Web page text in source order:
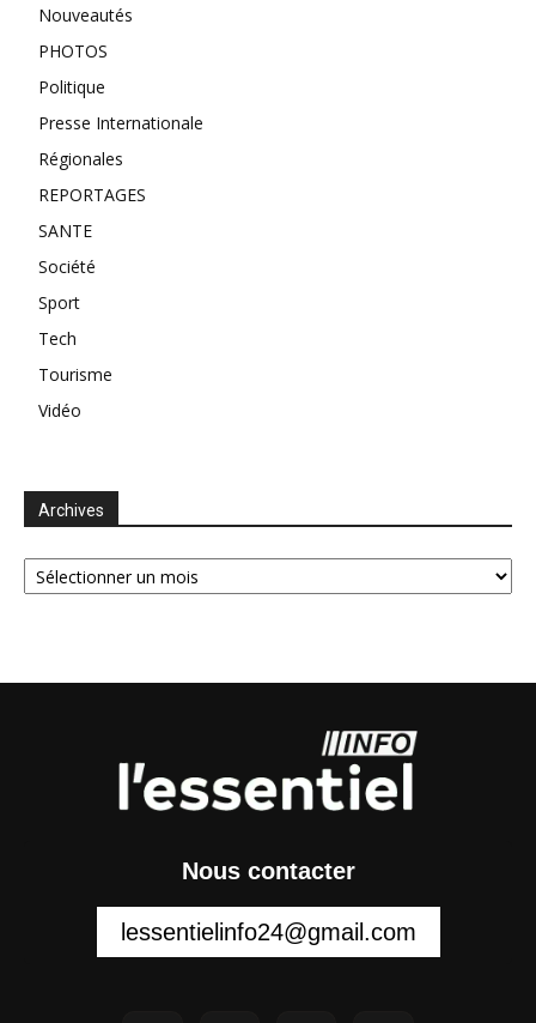
Nouveautés
PHOTOS
Politique
Presse Internationale
Régionales
REPORTAGES
SANTE
Société
Sport
Tech
Tourisme
Vidéo
Archives
Archives
Nous contacter
lessentielinfo24@gmail.com